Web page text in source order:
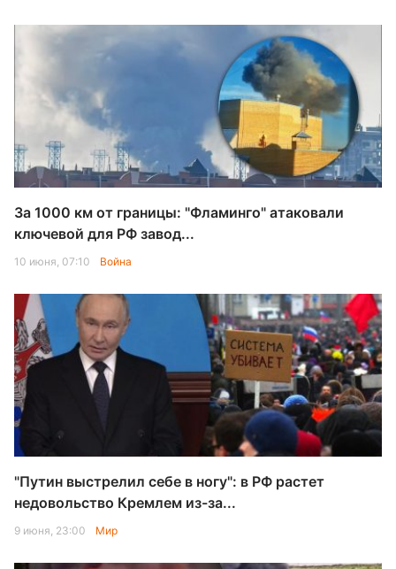
За 1000 км от границы: "Фламинго" атаковали
ключевой для РФ завод...
10 июня, 07:10 Война
"Путин выстрелил себе в ногу": в РФ растет
недовольство Кремлем из-за...
9 июня, 23:00 Мир